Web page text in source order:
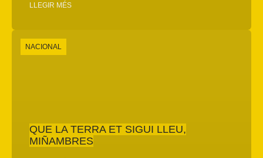
LLEGIR MÉS
QUE LA TERRA ET SIGUI LLEU,
MIÑAMBRES
NACIONAL